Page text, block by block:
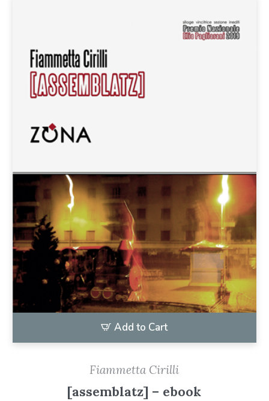
Add to Cart
Fiammetta Cirilli
[assemblatz] – ebook